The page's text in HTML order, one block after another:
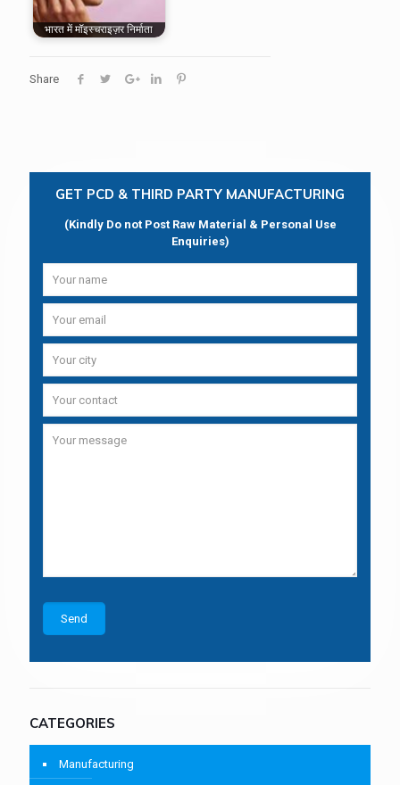
भारत में मॉइस्चराइज़र निर्माता
Share
GET PCD & THIRD PARTY MANUFACTURING
(Kindly Do not Post Raw Material & Personal Use
Enquiries)
CATEGORIES
Manufacturing